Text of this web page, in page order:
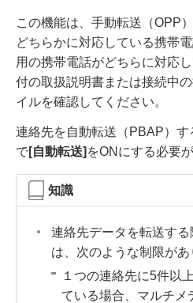
この機能は、手動転送（OPP
どちらかに対応している携帯
用の携帯電話がどちらに対応
付の取扱説明書または接続中
イルを確認してください。
連絡先を自動転送（PBAP）す
で[‍自動転送‍] をONにする必要
知識
連絡先データを転送す
は、次のような制限があ
１つの連絡先に5件以
ている場合、マルチメ